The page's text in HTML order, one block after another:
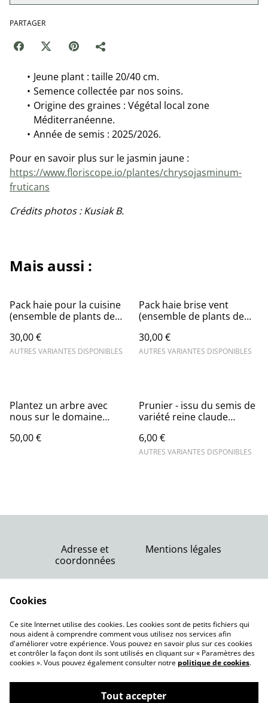
PARTAGER
Jeune plant : taille 20/40 cm.
Semence collectée par nos soins.
Origine des graines : Végétal local zone
Méditerranéenne.
Année de semis : 2025/2026.
Pour en savoir plus sur le jasmin jaune :
https://www.floriscope.io/plantes/chrysojasminum-
fruticans
Crédits photos : Kusiak B.
Mais aussi :
Pack haie pour la cuisine
(ensemble de plants de
différentes)
30,00 €
AUTRES VARIANTES DISPONIBLES
Pack haie brise vent
(ensemble de plants de
différentes)
30,00 €
AUTRES VARIANTES DISPONIBLES
Plantez un arbre avec
nous sur le domaine
Lansargues (34) !
50,00 €
Prunier - issu du semis de
variété reine claude
6,00 €
AUTRES VARIANTES DISPONIBLES
Adresse et
coordonnées
Nous contacter
Mentions légales
Conditions générales
Politique de cookies
Cookies
Ce site Internet utilise des cookies. Les cookies sont de petits fichiers qui
nous aident à comprendre comment vous utilisez nos services afin
d'améliorer votre expérience. Vous pouvez en savoir plus sur ces cookies
et contrôler la façon dont ils sont utilisés en cliquant sur « Paramètres des
cookies ». Vous pouvez également consulter notre politique de cookies.
Tout accepter